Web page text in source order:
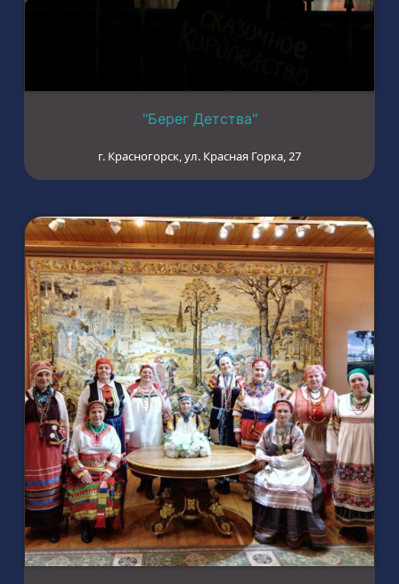
"Берег Детства"
г. Красногорск, ул. Красная Горка, 27